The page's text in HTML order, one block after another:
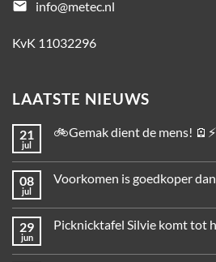
email
info@metec.nl
KvK 11032296
LAATSTE NIEUWS
21
jul
🚲Gemak dient de mens! 🪫⚡
08
jul
Voorkomen is goedkoper
29
jun
Picknicktafel Silvie komt tot